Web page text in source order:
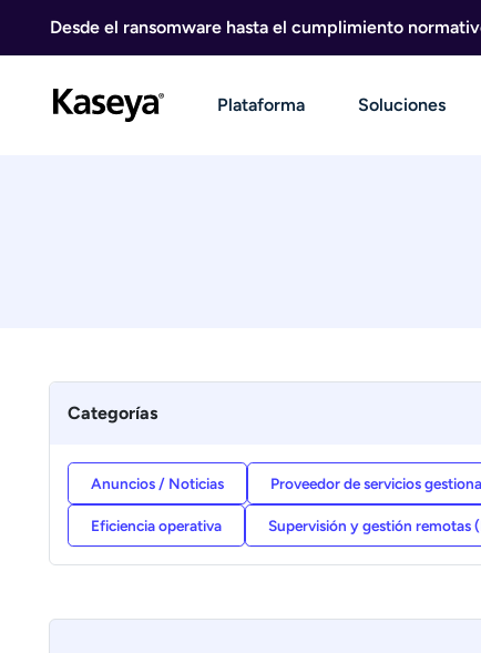
Desde el ransomware hasta el cumplimiento
Plataforma Soluciones
Categorías
Anuncios / Noticias Proveedor de servicios
Eficiencia operativa Supervisión y gestión remotas